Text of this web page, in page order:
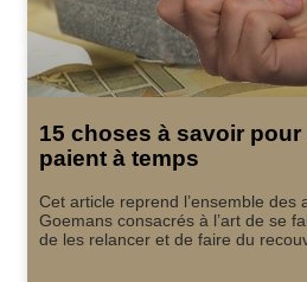
15 choses à savoir
paient à temps
Cet article reprend l’ensemble des
Goemans consacrés à l’art de se
de les relancer et de faire du